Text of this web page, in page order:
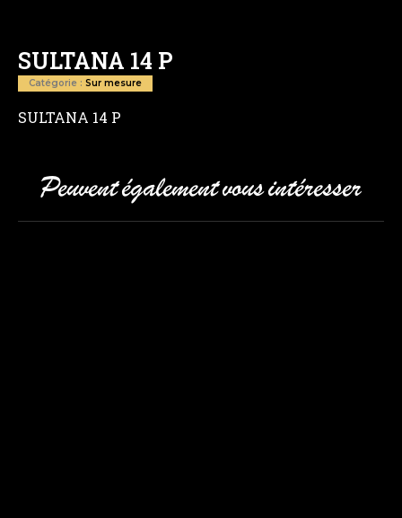
SULTANA 14 P
Catégorie : Sur mesure
SULTANA 14 P
Peuvent également vous intéresser